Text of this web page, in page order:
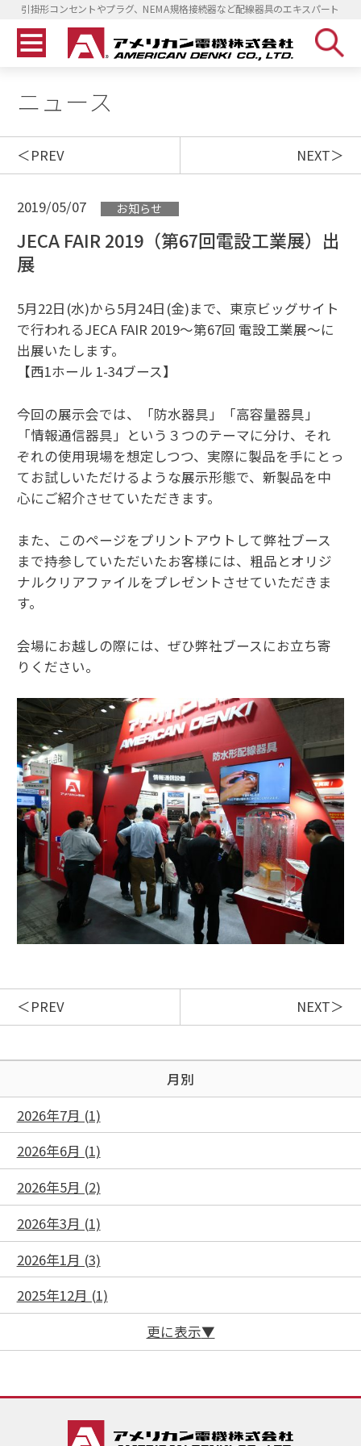
引掛形コンセントやプラグ、NEMA規格接続器など配線器具のエキスパート
ニュース
PREV NEXT
2019/05/07 お知らせ
JECA FAIR 2019（第67回電設工業展）出
展
5月22日(水)から5月24日(金)まで、東京ビッグサイト
で行われるJECA FAIR 2019～第67回 電設工業展～に
出展いたします。
【西1ホール 1-34ブース】
今回の展示会では、「防水器具」「高容量器具」
「情報通信器具」という３つのテーマに分け、それ
ぞれの使用現場を想定しつつ、実際に製品を手にとっ
てお試しいただけるような展示形態で、新製品を中
心にご紹介させていただきます。
また、このページをプリントアウトして弊社ブース
まで持参していただいたお客様には、粗品とオリジ
ナルクリアファイルをプレゼントさせていただきま
す。
会場にお越しの際には、ぜひ弊社ブースにお立ち寄
りください。
PREV NEXT
月別
2026年7月 (1)
2026年6月 (1)
2026年5月 (2)
2026年3月 (1)
2026年1月 (3)
2025年12月 (1)
更に表示